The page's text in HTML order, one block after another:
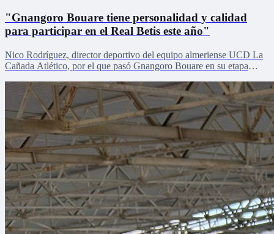
"Gnangoro Bouare tiene personalidad y calidad
para participar en el Real Betis este año"
Nico Rodríguez, director deportivo del equipo almeriense UCD La
Cañada Atlético, por el que pasó Gnangoro Bouare en su etapa
cantera en la pretemporada verdiblanca con Zona Mixta.